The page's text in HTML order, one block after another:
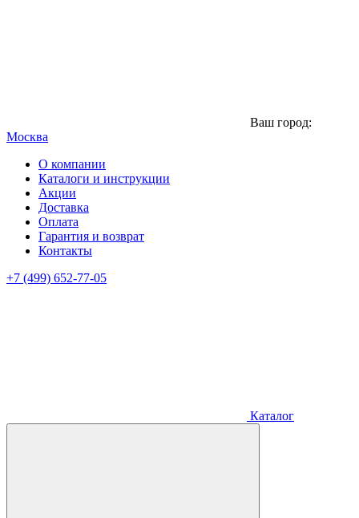
Ваш город:
Москва
О компании
Каталоги и инструкции
Акции
Доставка
Оплата
Гарантия и возврат
Контакты
+7 (499) 652-77-05
Каталог